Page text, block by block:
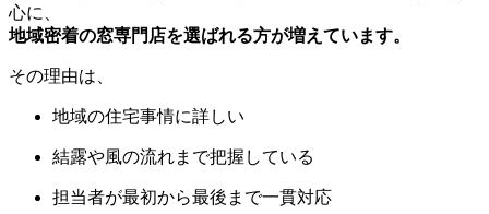
心に、
地域密着の窓専門店を選ばれる方が増えています。
その理由は、
地域の住宅事情に詳しい
結露や風の流れまで把握している
担当者が最初から最後まで一貫対応